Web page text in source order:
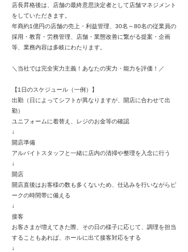
店長昇格後は、店舗の最終意思決定者として店舗マネジメント
をしていただきます。
年商約1億円の店舗の売上・利益管理、30名～80名の従業員の
採用・教育・労務管理、店舗・業態改善に繋がる提案・企画
等、業務内容は多岐にわたります。
＼当社では完全実力主義！あなたの実力・能力を評価！／
【1日のスケジュール（一例）】
出勤（日によってシフトが異なりますが、開店に合わせて出
勤）
ユニフォームに着替え、レジのお金等の確認
↓
開店準備
アルバイトスタッフと一緒に店内の清掃や整理を入念に行う
↓
開店
開店直後はお客様の数も多くないため、仕込みを行いながらピ
ークの時間帯に備える
↓
接客
お客さまが増えてきた際、その日の様子に応じて、調理を担当
することもあれば、ホールに出て接客対応をする
↓